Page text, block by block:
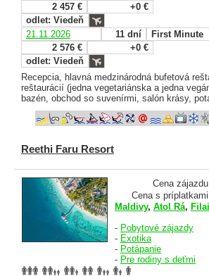
2 457 €
+0 €
odlet: Viedeň
21.11.2026
11 dní
First Minute
2 576 €
+0 €
odlet: Viedeň
Recepcia, hlavná medzinárodná bufetová
reštaurácií (jedna vegetariánska a jedna
bazén, obchod so suvenírmi, salón krásy,
Reethi Faru Resort
Cena
Cena s
Maldivy, Atol Rá,
- Pobytové zájazdy
- Exotika
- Potápanie
- Pre rodiny s deťmi